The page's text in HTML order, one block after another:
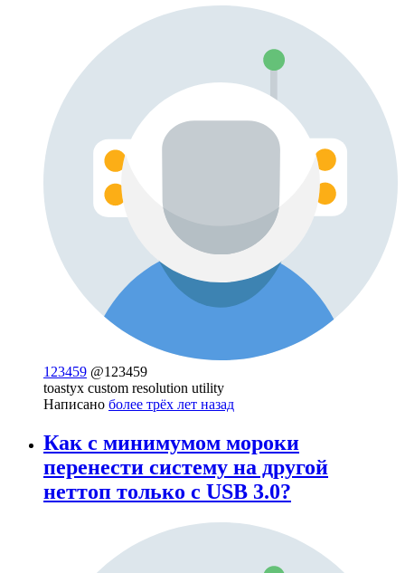
123459 @123459
toastyx custom resolution utility
Написано более трёх лет назад
Как с минимумом мороки
перенести систему на другой
неттоп только с USB 3.0?